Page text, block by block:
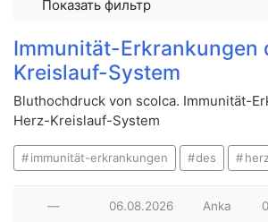
Показать фильтр
Immunität-Erkrankungen
Kreislauf-System
Bluthochdruck von scolca. Immunität-
Herz-Kreislauf-System
immunität-erkrankungen des
— 06.08.2026 Anka 0